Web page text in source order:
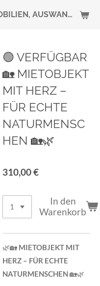
ISIPISIPARAGUAY - IMMOBILIEN, AUSWANDERUNG & RUNDUM-SERVICE
🟢 VERFÜGBAR
🏡 MIETOBJEKT
MIT HERZ –
FÜR ECHTE
NATURMENSC
HEN 🏡🌿
310,00 €
In den
Warenkorb
🌿🏡 MIETOBJEKT MIT
HERZ – FÜR ECHTE
NATURMENSCHEN🏡🌿